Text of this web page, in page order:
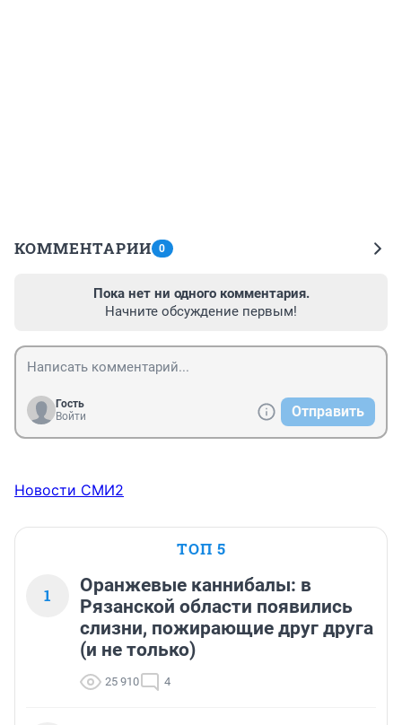
КОММЕНТАРИИ 0
Пока нет ни одного комментария.
Начните обсуждение первым!
Гость
Войти
Отправить
Новости СМИ2
ТОП 5
1
Оранжевые каннибалы: в
Рязанской области появились
слизни, пожирающие друг друга
(и не только)
25 910 4